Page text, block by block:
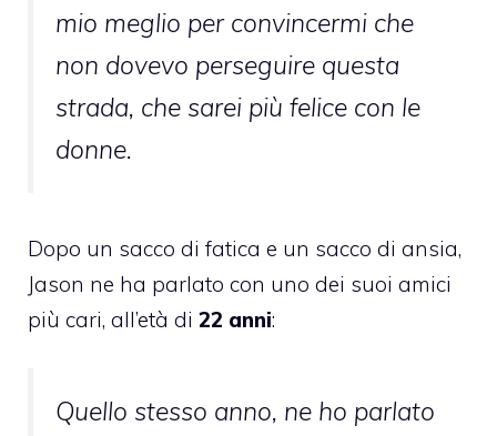
mio meglio per convincermi che
non dovevo perseguire questa
strada, che sarei più felice con le
donne.
Dopo un sacco di fatica e un sacco di ansia,
Jason ne ha parlato con uno dei suoi amici
più cari, all’età di 22 anni:
Quello stesso anno, ne ho parlato